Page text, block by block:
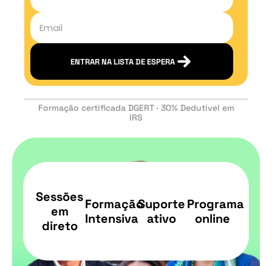
ENTRAR NA LISTA DE ESPERA
Formação certificada DGERT · 30% Dedutível em
IRS
Sessões
em
direto
Formação
Intensiva
Suporte
ativo
Programa
online